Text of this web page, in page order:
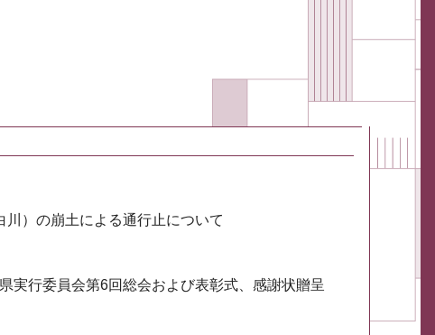
川）の崩土による通行止について
実行委員会第6回総会および表彰式、感謝状贈呈